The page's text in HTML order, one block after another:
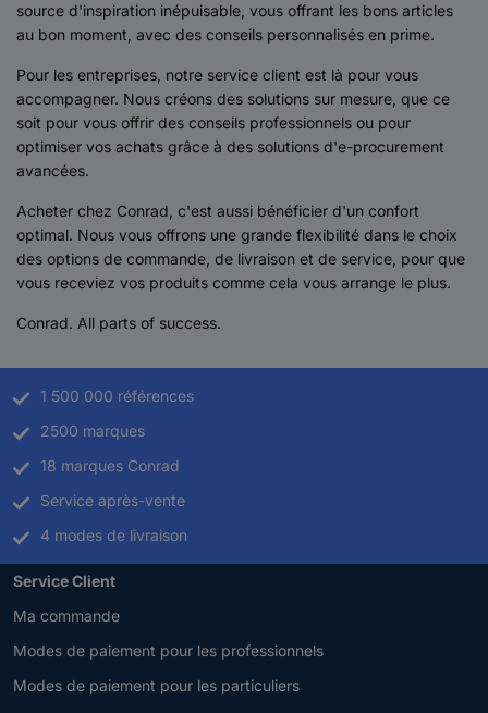
source d'inspiration inépuisable, vous offrant les bons articles
au bon moment, avec des conseils personnalisés en prime.
Pour les entreprises, notre service client est là pour vous
accompagner. Nous créons des solutions sur mesure, que ce
soit pour vous offrir des conseils professionnels ou pour
optimiser vos achats grâce à des solutions d'e-procurement
avancées.
Acheter chez Conrad, c'est aussi bénéficier d'un confort
optimal. Nous vous offrons une grande flexibilité dans le choix
des options de commande, de livraison et de service, pour que
vous receviez vos produits comme cela vous arrange le plus.
Conrad. All parts of success.
1 500 000 références
2500 marques
18 marques Conrad
Service après-vente
4 modes de livraison
Service Client
Ma commande
Modes de paiement pour les professionnels
Modes de paiement pour les particuliers